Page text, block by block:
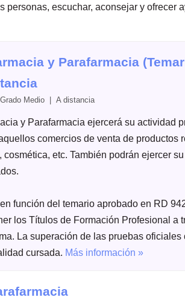
personas, escuchar, aconsejar y ofrecer
y Parafarmacia
Medio | A distancia
y Parafarmacia ejercerá su actividad
comercios de venta de
cosmética, etc. También podrán ejercer
función del temario aprobado en RD
los Títulos de Formación Profesional a
La superación de las pruebas
cursada. Más información »